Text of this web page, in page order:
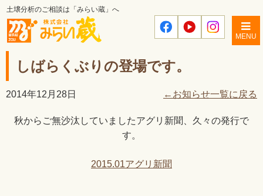
土壌分析のご相談は「みらい蔵」へ
MENU
しばらくぶりの登場です。
2014年12月28日 ←お知らせ一覧に戻る
秋からご無沙汰していましたアグリ新聞、久々の発行で
す。
2015.01アグリ新聞